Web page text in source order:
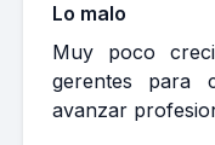
Lo malo
Muy poco
gerentes para
avanzar